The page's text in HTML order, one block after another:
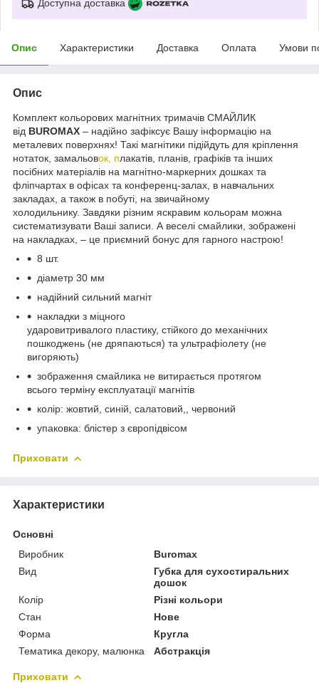
Доступна доставка
Опис Характеристики Доставка Оплата Умови
Опис
Комплект кольорових магнітних тримачів СМАЙЛИК
від BUROMAX – надійно зафіксує Вашу інформацію на
металевих поверхнях! Такі магнітики підійдуть для кріплення
нотаток, замальовок, плакатів, планів, графіків та інших
посібних матеріалів на магнітно-маркерних дошках та
фліпчартах в офісах та конференц-залах, в навчальних
закладах, а також в побуті, на звичайному
холодильнику. Завдяки різним яскравим кольорам можна
систематизувати Ваші записи. А веселі смайлики, зображені
на накладках, – це приємний бонус для гарного настрою!
8 шт.
діаметр 30 мм
надійний сильний магніт
накладки з міцного
ударовитривалого пластику, стійкого до механічних
пошкоджень (не дряпаються) та ультрафіолету (не
вигоряють)
зображення смайлика не витирається протягом
всього терміну експлуатації магнітів
колір: жовтий, синій, салатовий,, червоний
упаковка: блістер з європідвісом
Приховати
Характеристики
Основні
Виробник
Buromax
Вид
Губка для сухостиральних
дошок
Колір
Різні кольори
Стан
Нове
Форма
Кругла
Тематика декору, малюнка
Абстракція
Приховати